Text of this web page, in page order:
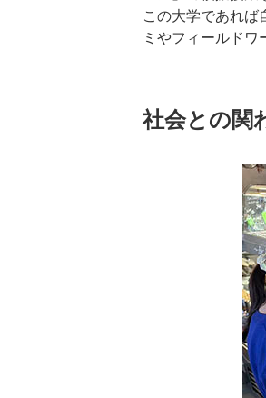
この大学であれば
ミやフィールドワ
社会との関